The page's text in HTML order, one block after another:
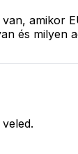
és